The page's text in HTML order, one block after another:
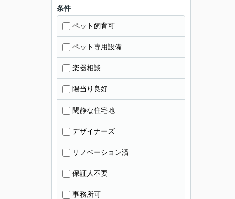
条件
ペット飼育可
ペット専用設備
楽器相談
陽当り良好
閑静な住宅地
デザイナーズ
リノベーション済
保証人不要
事務所可